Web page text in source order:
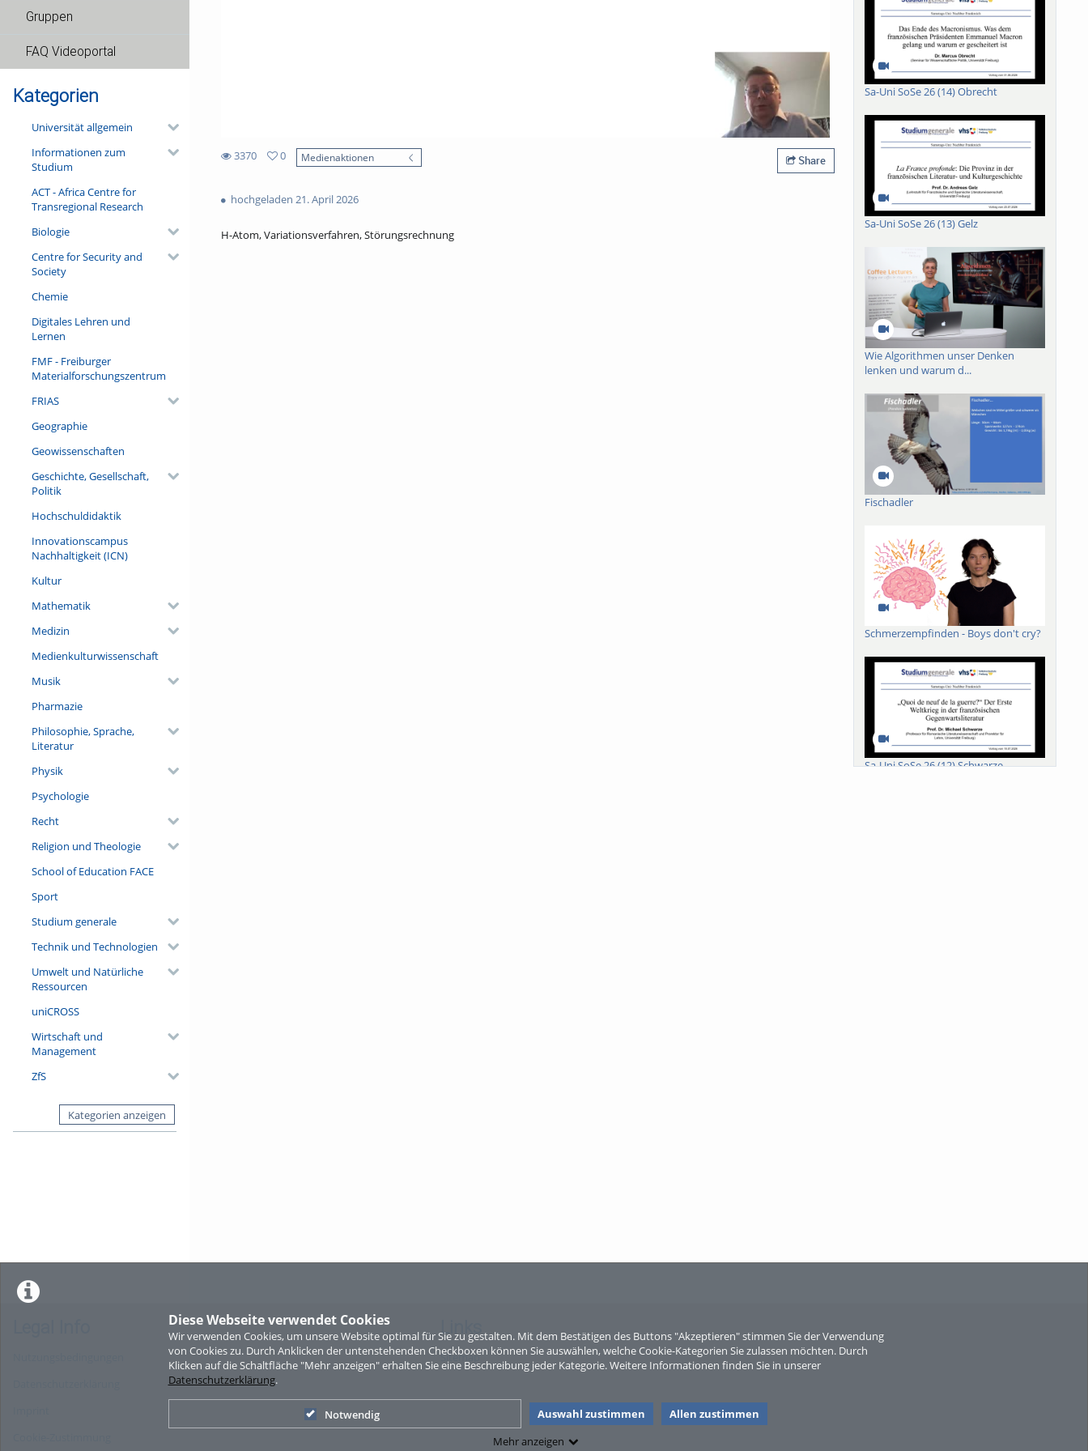
Diese Webseite verwendet Cookies
Wir verwenden Cookies, um unsere Website optimal für Sie zu gestalten. Mit dem Bestätigen des Buttons "Akzeptieren" stimmen Sie der Verwendung
von Cookies zu. Durch Anklicken der untenstehenden Checkboxen können Sie auswählen, welche Cookie-Kategorien Sie zulassen möchten. Durch
Klicken auf die Schaltfläche "Mehr anzeigen" erhalten Sie eine Beschreibung jeder Kategorie. Weitere Informationen finden Sie in unserer
Datenschutzerklärung.
Notwendig Auswahl zustimmen
Allen zustimmen
Mehr anzeigen
Gruppen
FAQ Videoportal
Kategorien
Universität allgemein
Informationen zum
Studium
ACT - Africa Centre for
Transregional Research
Biologie
Centre for Security and
Society
Chemie
Digitales Lehren und
Lernen
FMF - Freiburger
Materialforschungszentrum
FRIAS
Geographie
Geowissenschaften
Geschichte, Gesellschaft,
Politik
Hochschuldidaktik
Innovationscampus
Nachhaltigkeit (ICN)
Kultur
Mathematik
Medizin
Medienkulturwissenschaft
Musik
Pharmazie
Philosophie, Sprache,
Literatur
Physik
Psychologie
Recht
Religion und Theologie
School of Education FACE
Sport
Studium generale
Technik und Technologien
Umwelt und Natürliche
Ressourcen
uniCROSS
Wirtschaft und
Management
ZfS
Kategorien anzeigen
3370
views
0
Medienaktionen Share
hochgeladen 21. April 2026
H-Atom, Variationsverfahren, Störungsrechnung
Sa-Uni SoSe 26 (14) Obrecht
Sa-Uni SoSe 26 (13) Gelz
Wie Algorithmen unser Denken
lenken und warum d...
Fischadler
Schmerzempfinden - Boys don't cry?
Sa-Uni SoSe 26 (12) Schwarze
Sperber
Links
Sitemap